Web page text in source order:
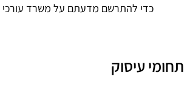
כדי להתרשם מדעתם על משרד עורכי
תחומי עיסוק